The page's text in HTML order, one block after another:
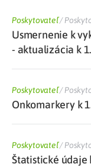
Poskytovateľ/
Usmernenie k
- aktualizácia k
Poskytovateľ/
Onkomarkery k
Poskytovateľ/
Štatistické údaje